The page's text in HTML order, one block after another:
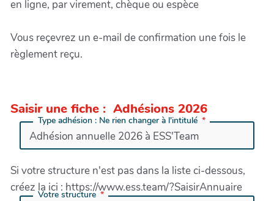
en ligne, par virement, chèque ou espèce
Vous reçevrez un e-mail de confirmation une fois le
règlement reçu.
Saisir une fiche : Adhésions 2026
Type adhésion : Ne rien changer à l'intitulé
Si votre structure n'est pas dans la liste ci-dessous,
créez la ici : https://www.ess.team/?SaisirAnnuaire
Votre structure